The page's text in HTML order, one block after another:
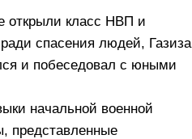
открыли класс НВП и
спасения людей, Газиза
и побеседовал с юными
начальной военной
представленные